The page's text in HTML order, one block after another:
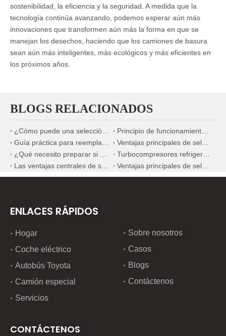
sostenibilidad, la eficiencia y la seguridad. A medida que la
tecnología continúa avanzando, podemos esperar aún más
innovaciones que transformen aún más la forma en que se
manejan los desechos, haciendo que los camiones de basura
sean aún más inteligentes, más ecológicos y más eficientes en
los próximos años.
BLOGS RELACIONADOS
ENLACES RÁPIDOS
Hogar
Coche eléctrico
Autobús Toyota
Camión especial
Servicios
Sobre nosotros
Casos
Blogs
Contáctenos
CONTÁCTENOS